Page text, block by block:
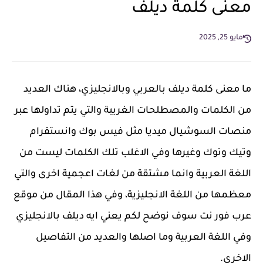
معنى كلمة ديلف
مايو 25, 2025
ما معنى كلمة ديلف بالعربي وبالانجليزي، هناك العديد
من الكلمات والمصطلحات الغريبة والتي يتم تداولها عبر
منصات السوشيال ميديا مثل فيس بوك وانستقرام
وتيك وتوك وغيرها وفي الاغلب تلك الكلمات ليست من
اللغة العربية وانما مشتقة من لغات اعجمية اخرى والتي
معظمها من اللغة الانجليزية، وفي هذا المقال من موقع
عرب فور نت سوف نوضح لكم يعني ايه ديلف بالانجليزي
وفي اللغة العربية وما اصلها والعديد من التفاصيل
الاخرى.